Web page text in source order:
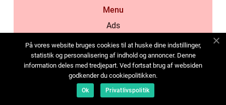
Menu
Ads
Cookies
Contact
Sitemap
På vores website bruges cookies til at huske dine indstillinger,
statistik og personalisering af indhold og annoncer. Denne
information deles med tredjepart. Ved fortsat brug af websiden
godkender du cookiepolitikken.
Ok Privatlivspolitik